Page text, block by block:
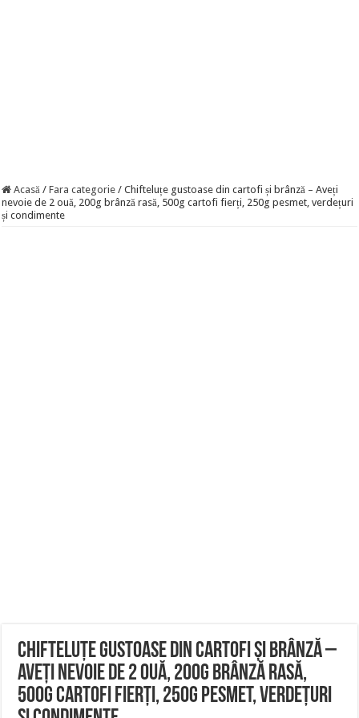
Acasă / Fara categorie / Chifteluțe gustoase din cartofi și brânză – Aveți
nevoie de 2 ouă, 200g brânză rasă, 500g cartofi fierți, 250g pesmet, verdețuri
și condimente
Chifteluțe gustoase din cartofi și brânză –
Aveți nevoie de 2 ouă, 200g brânză rasă,
500g cartofi fierți, 250g pesmet, verdețuri